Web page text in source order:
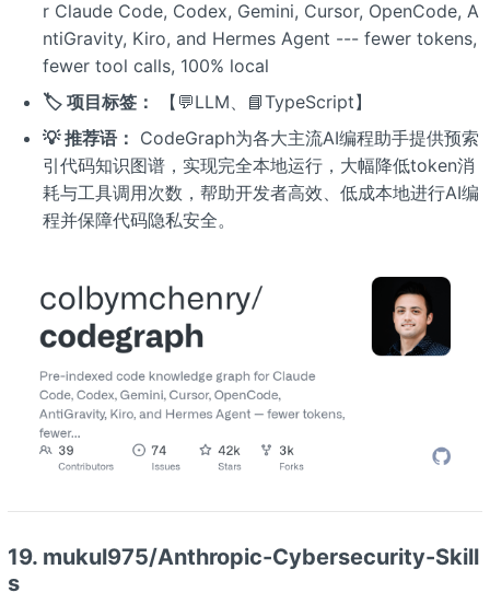
r Claude Code, Codex, Gemini, Cursor, OpenCode, A
ntiGravity, Kiro, and Hermes Agent --- fewer tokens,
fewer tool calls, 100% local
🏷️ 项目标签：
【💬LLM、📘TypeScript】
💡 推荐语： CodeGraph为各大主流AI编程助手提供预索
引代码知识图谱，实现完全本地运行，大幅降低token消
耗与工具调用次数，帮助开发者高效、低成本地进行AI编
程并保障代码隐私安全。
19. mukul975/Anthropic-Cybersecurity-Skill
s